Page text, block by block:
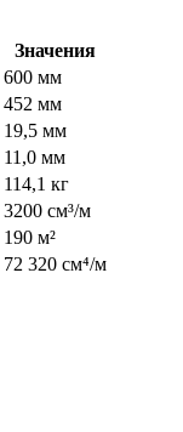
Значения
600 мм
452 мм
19,5 мм
11,0 мм
114,1 кг
3200 см³/м
190 м²
72 320 см⁴/м